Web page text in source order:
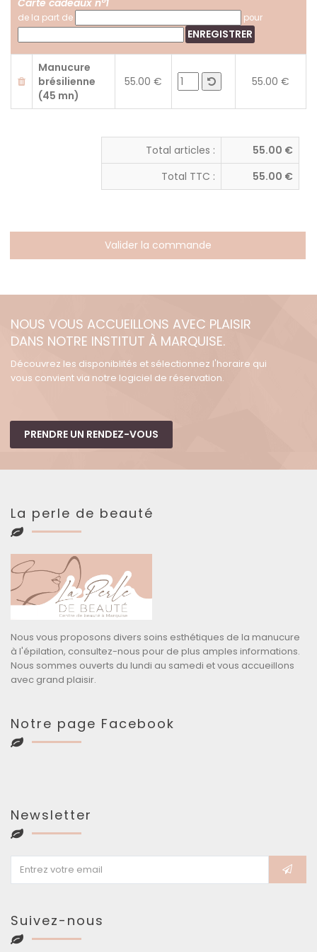
Carte cadeaux n°1
de la part de pour
ENREGISTRER
Manucure
brésilienne
(45 mn)
55.00 € 55.00 €
Total articles :
55.00 €
Total TTC :
55.00 €
Valider la commande
NOUS VOUS ACCUEILLONS AVEC PLAISIR
DANS NOTRE INSTITUT À MARQUISE.
Découvrez les disponiblités et sélectionnez l'horaire qui
vous convient via notre logiciel de réservation.
PRENDRE UN RENDEZ-VOUS
La perle de beauté
Nous vous proposons divers soins esthétiques de la manucure
à l'épilation, consultez-nous pour de plus amples informations.
Nous sommes ouverts du lundi au samedi et vous accueillons
avec grand plaisir.
Notre page Facebook
Newsletter
Suivez-nous